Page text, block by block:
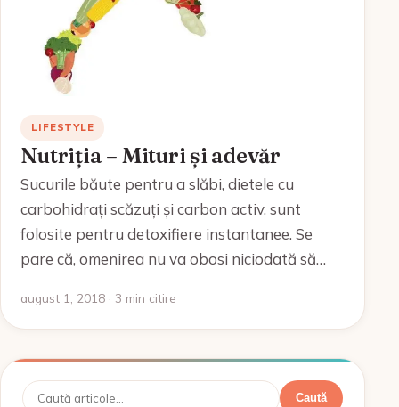
LIFESTYLE
Nutriția – Mituri și adevăr
Sucurile băute pentru a slăbi, dietele cu
carbohidrați scăzuți și carbon activ, sunt
folosite pentru detoxifiere instantanee. Se
pare că, omenirea nu va obosi niciodată să…
august 1, 2018 · 3 min citire
Caută Caută